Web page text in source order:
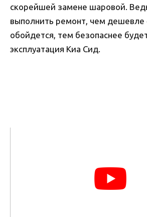
скорейшей замене шаровой.
выполнить ремонт, чем дешевле
обойдется, тем безопаснее
эксплуатация Киа Сид.